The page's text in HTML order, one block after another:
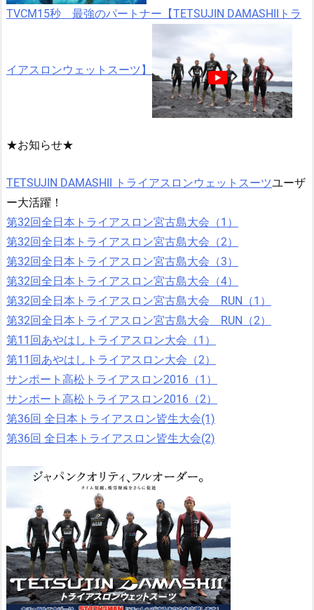
TVCM15秒 最強のパートナー【TETSUJIN DAMASHIIトラ
イアスロンウェットスーツ】
★お知らせ★
TETSUJIN DAMASHII トライアスロンウェットスーツユーザ
ー大活躍！
第32回全日本トライアスロン宮古島大会（1）
第32回全日本トライアスロン宮古島大会（2）
第32回全日本トライアスロン宮古島大会（3）
第32回全日本トライアスロン宮古島大会（4）
第32回全日本トライアスロン宮古島大会 RUN（1）
第32回全日本トライアスロン宮古島大会 RUN（2）
第11回あやはしトライアスロン大会（1）
第11回あやはしトライアスロン大会（2）
サンポート高松トライアスロン2016（1）
サンポート高松トライアスロン2016（2）
第36回 全日本トライアスロン皆生大会(1)
第36回 全日本トライアスロン皆生大会(2)